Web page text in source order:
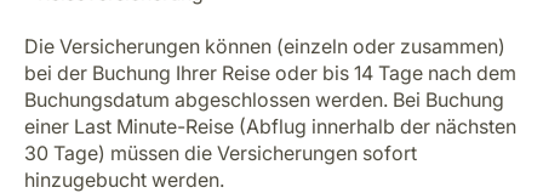
Die Versicherungen können (einzeln oder zusammen)
bei der Buchung Ihrer Reise oder bis 14 Tage nach dem
Buchungsdatum abgeschlossen werden. Bei Buchung
einer Last Minute-Reise (Abflug innerhalb der nächsten
30 Tage) müssen die Versicherungen sofort
hinzugebucht werden.